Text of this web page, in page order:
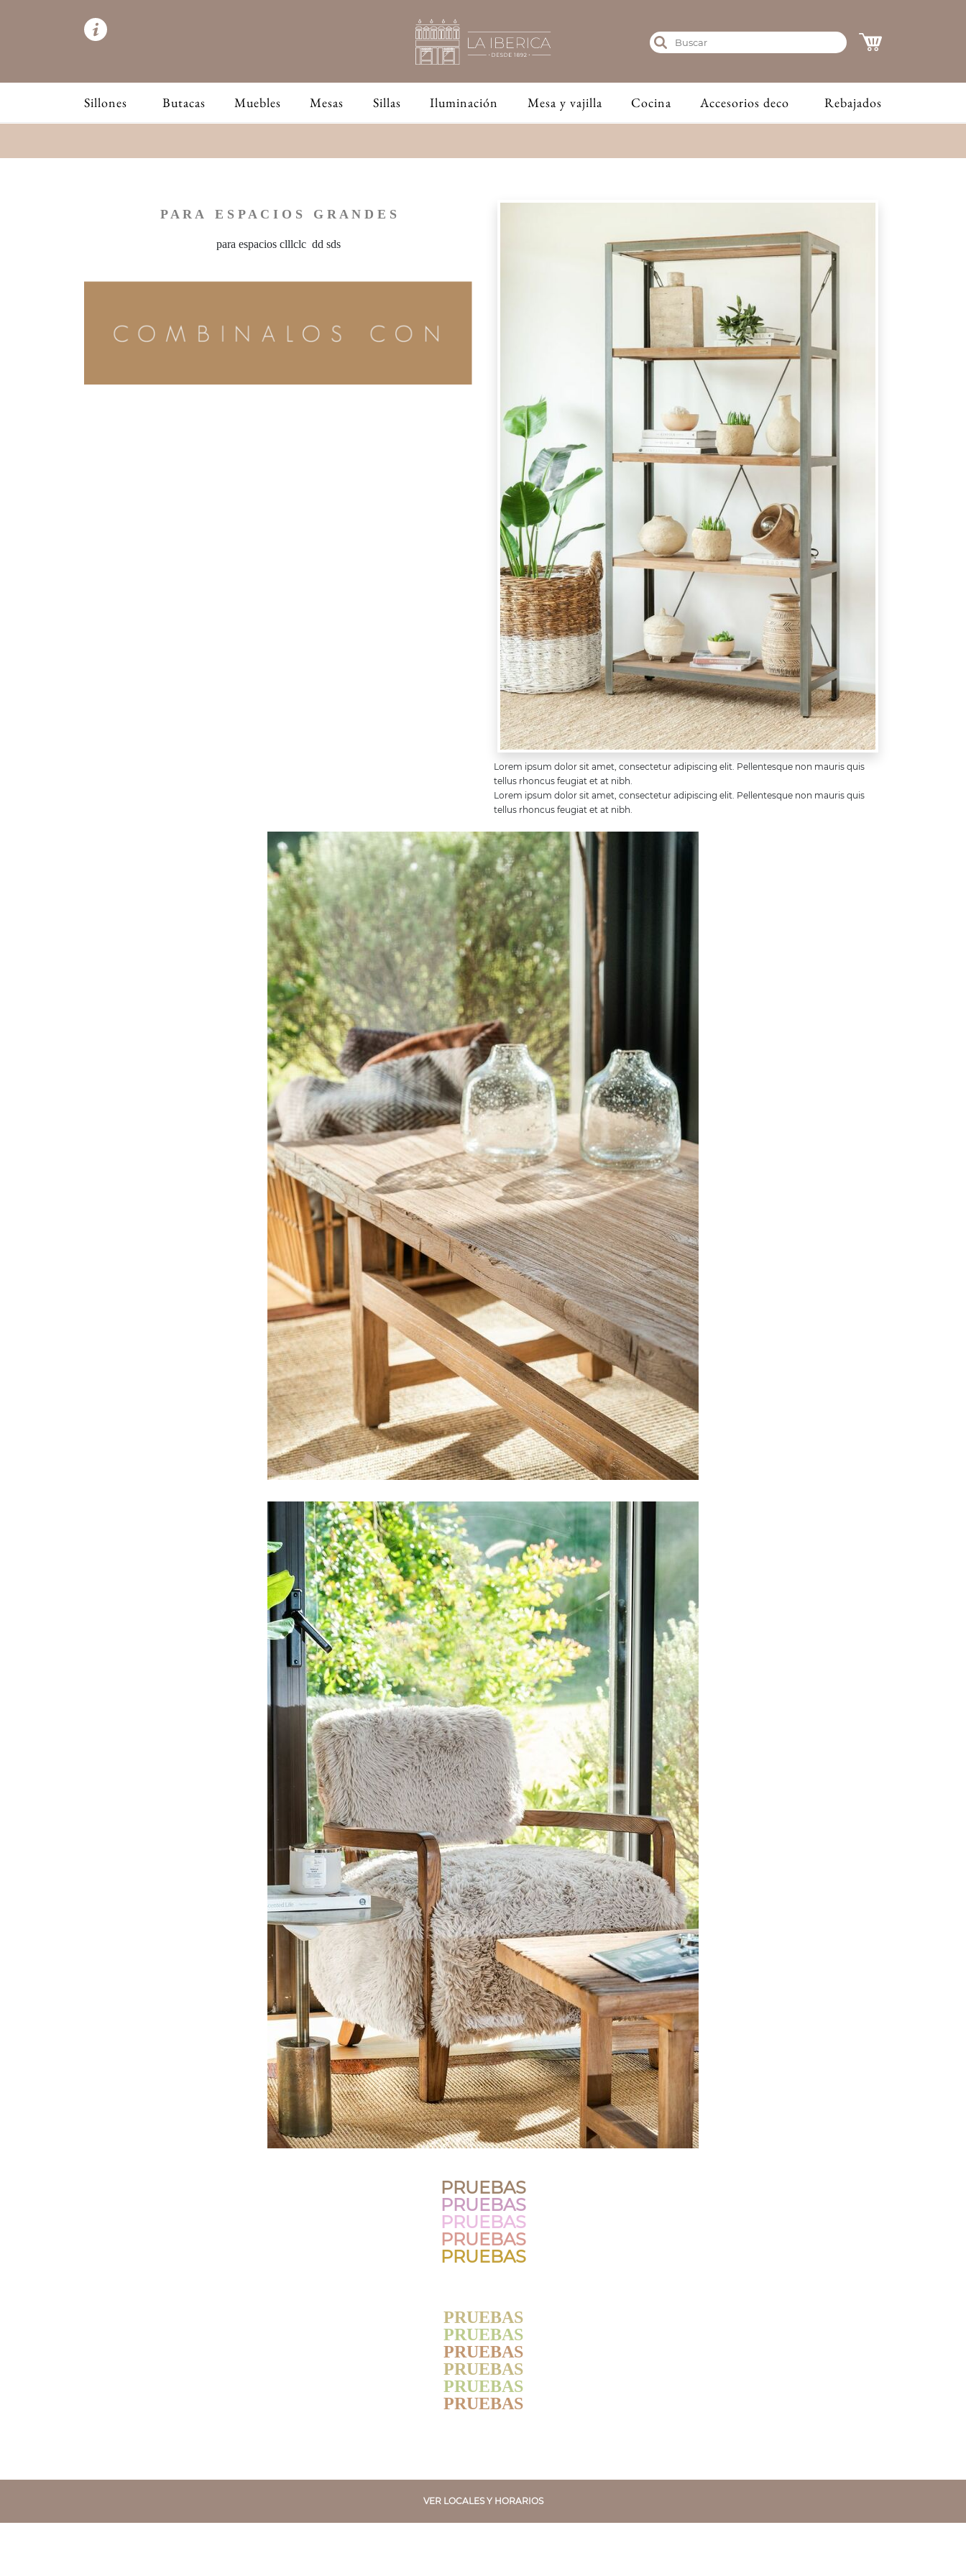
Sillones Butacas Muebles Mesas Sillas Iluminación Mesa y vajilla Cocina Accesorios deco Rebajados
P A R A E S P A C I O S G R A N D E S
para espacios clllclc dd sds
Lorem ipsum dolor sit amet, consectetur adipiscing elit. Pellentesque non mauris quis
tellus rhoncus feugiat et at nibh.
Lorem ipsum dolor sit amet, consectetur adipiscing elit. Pellentesque non mauris quis
tellus rhoncus feugiat et at nibh.
PRUEBAS
PRUEBAS
PRUEBAS
PRUEBAS
PRUEBAS
PRUEBAS
PRUEBAS
PRUEBAS
PRUEBAS
PRUEBAS
PRUEBAS
VER LOCALES Y HORARIOS